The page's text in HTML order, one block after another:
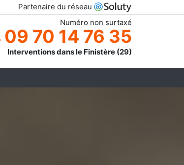
Partenaire du réseau
Numéro non surtaxé
09 70 14 76 35
Interventions dans le Finistère (29)